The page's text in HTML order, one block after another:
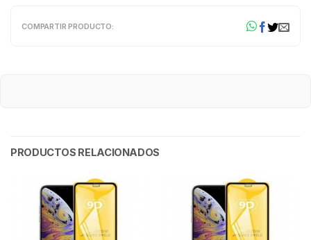
COMPARTIR PRODUCTO:
PRODUCTOS RELACIONADOS